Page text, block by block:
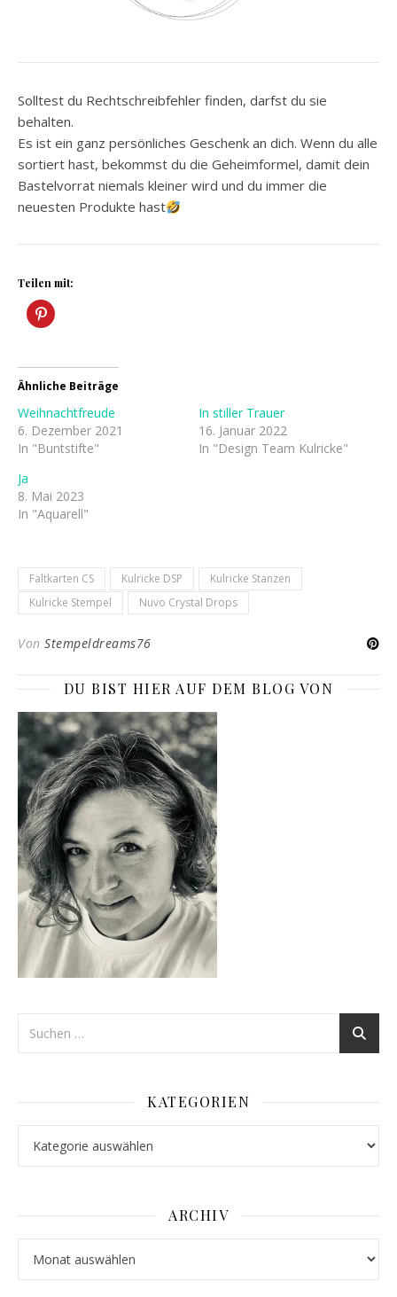
Solltest du Rechtschreibfehler finden, darfst du sie
behalten.
Es ist ein ganz persönliches Geschenk an dich. Wenn du alle
sortiert hast, bekommst du die Geheimformel, damit dein
Bastelvorrat niemals kleiner wird und du immer die
neuesten Produkte hast
Teilen mit:
Ähnliche Beiträge
Weihnachtfreude
6. Dezember 2021
In "Buntstifte"
In stiller Trauer
16. Januar 2022
In "Design Team Kulricke"
Ja
8. Mai 2023
In "Aquarell"
Faltkarten CS Kulricke DSP
Kulricke Stanzen
Kulricke Stempel
Nuvo Crystal Drops
Von Stempeldreams76
DU BIST HIER AUF DEM BLOG VON
KATEGORIEN
ARCHIV